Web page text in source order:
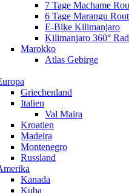
7 Tage Machame
6 Tage Marangu
E-Bike Kilimanjaro
Kilimanjaro 360°
Marokko
Atlas Gebirge
Griechenland
Italien
Val Maira
Kroatien
Madeira
Montenegro
Russland
Kanada
Kuba